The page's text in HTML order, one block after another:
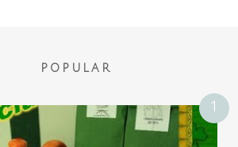
POPULAR